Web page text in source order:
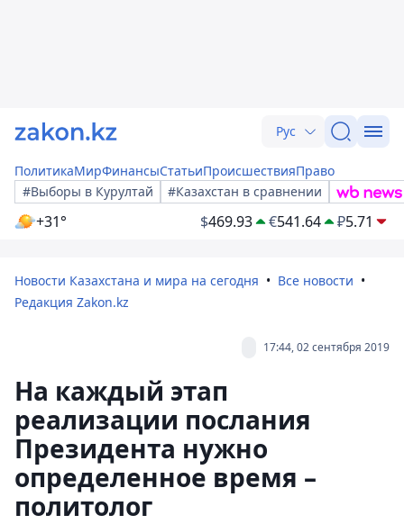
Рус
ПолитикаМирФинансыСтатьиПроисшествияПраво
#Выборы в Курултай
#Казахстан в сравнении
+31° $469.93 €541.64 ₽5.71
Новости Казахстана и мира на сегодня
Все новости
Редакция Zakon.kz
17:44, 02 сентября 2019
На каждый этап
реализации послания
Президента нужно
определенное время –
политолог